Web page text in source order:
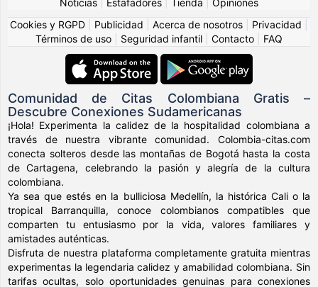
Cookies y RGPD
Publicidad Acerca de nosotros Privacidad
Términos de uso
Seguridad infantil Contacto FAQ
Comunidad de Citas Colombiana Gratis –
Descubre Conexiones Sudamericanas
¡Hola! Experimenta la calidez de la hospitalidad colombiana a
través de nuestra vibrante comunidad. Colombia-citas.com
conecta solteros desde las montañas de Bogotá hasta la costa
de Cartagena, celebrando la pasión y alegría de la cultura
colombiana.
Ya sea que estés en la bulliciosa Medellín, la histórica Cali o la
tropical Barranquilla, conoce colombianos compatibles que
comparten tu entusiasmo por la vida, valores familiares y
amistades auténticas.
Disfruta de nuestra plataforma completamente gratuita mientras
experimentas la legendaria calidez y amabilidad colombiana. Sin
tarifas ocultas, solo oportunidades genuinas para conexiones